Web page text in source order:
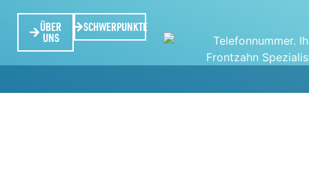
ÜBER
UNS
SCHWERPUNKTE